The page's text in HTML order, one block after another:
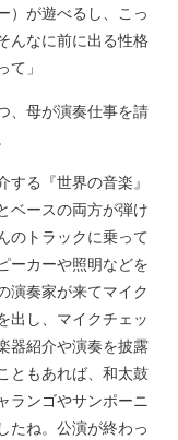
）が遊べるし、こっ
んなに前に出る性格
」
、母が演奏仕事を請
する『世界の音楽』
ベースの両方が弾け
のトラックに乗って
ーカーや照明などを
演奏家が来てマイク
出し、マイクチェッ
器紹介や演奏を披露
ともあれば、和太鼓
ランゴやサンポーニ
たね。公演が終わっ